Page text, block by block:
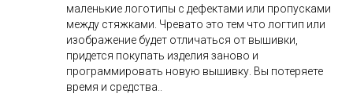
маленькие логотипы с дефектами или пропусками
между стяжками. Чревато это тем что логтип или
изображение будет отличаться от вышивки,
придется покупать изделия заново и
программировать новую вышивку. Вы потеряете
время и средства..